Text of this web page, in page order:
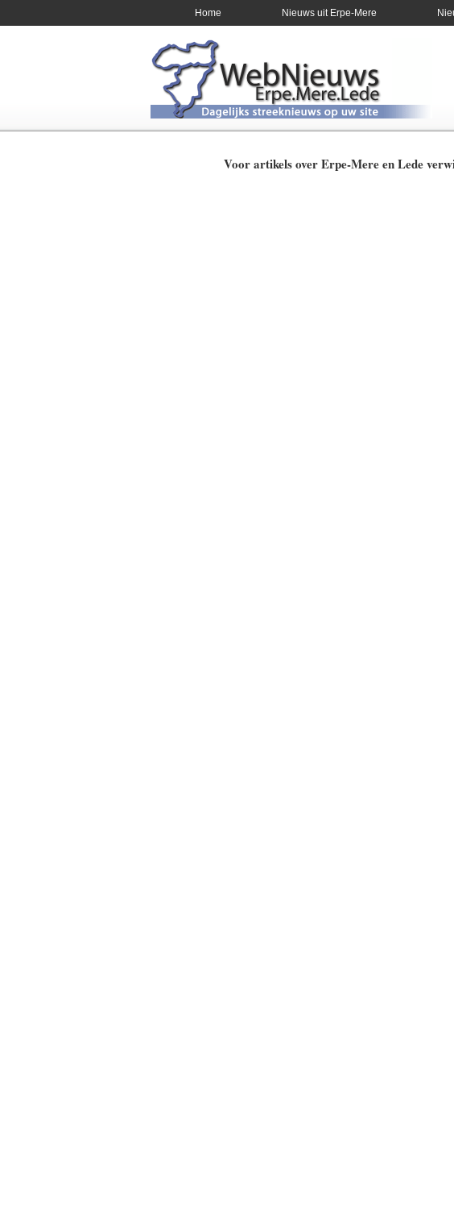
Home Nieuws uit Erpe-Mere
Voor artikels over Erpe-Mere en Lede